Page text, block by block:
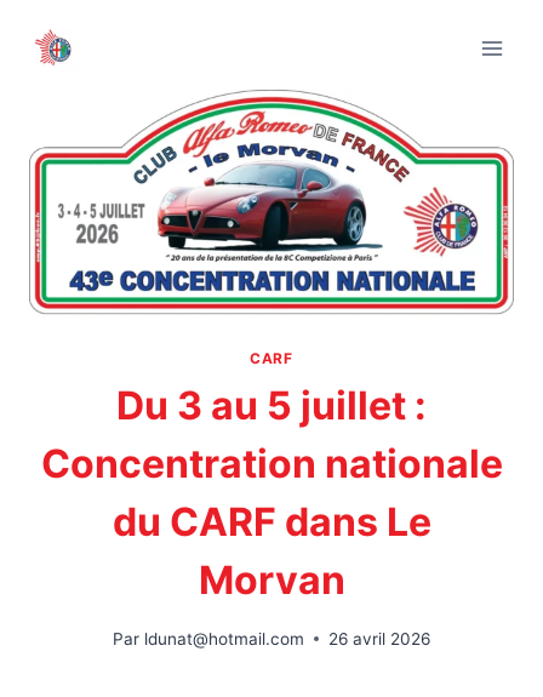
CARF
Du 3 au 5 juillet :
Concentration nationale
du CARF dans Le
Morvan
Par ldunat@hotmail.com 26 avril 2026